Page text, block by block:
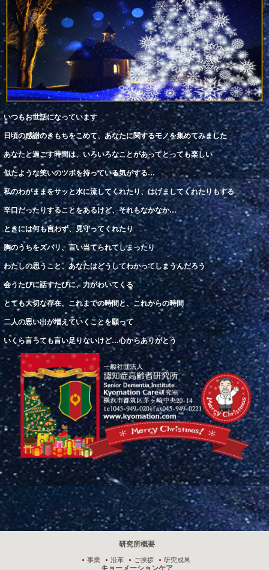
いつもお世話になっています
日頃の感謝のきもちをこめて、あなたに関するモノを集めてみました
あなたと過ごす時間は、いろいろなことがあってとっても楽しい
似たような笑いのツボを持っている気がする…
私のわがままをサッと水に流してくれたり、はげましてくれたりもする
辛口 だったりすることをあるけど、それもなかなか…
とき には何も言わず、 見守ってくれたり
胸のうちをズバリ、言い当てられてしまったり
わたしの思うこと、あなたはどうしてわかってしまうんだろう
会うたびに話すたびに、力がわいてくる
とても大切な存在、これまでの時間と、これからの時間
二人の思い出が増えていくことを願って
いくら言っても言い足りないけど…心からありがとう
研究所概要
事業 沿革 ご挨拶 研究成果
キョーメーションケア